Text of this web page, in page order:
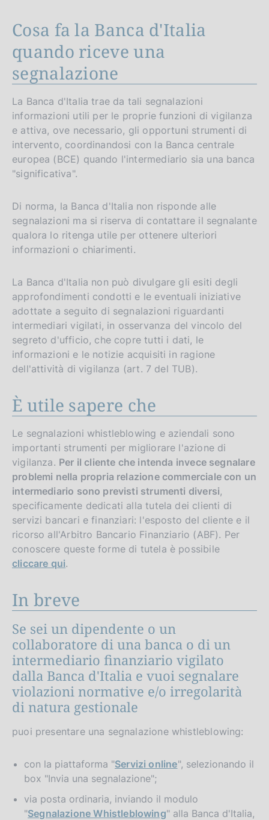
Cosa fa la Banca d'Italia
quando riceve una
segnalazione
La Banca d'Italia trae da tali segnalazioni
informazioni utili per le proprie funzioni di vigilanza
e attiva, ove necessario, gli opportuni strumenti di
intervento, coordinandosi con la Banca centrale
europea (BCE) quando l'intermediario sia una banca
"significativa".
Di norma, la Banca d'Italia non risponde alle
segnalazioni ma si riserva di contattare il segnalante
qualora lo ritenga utile per ottenere ulteriori
informazioni o chiarimenti.
La Banca d'Italia non può divulgare gli esiti degli
approfondimenti condotti e le eventuali iniziative
adottate a seguito di segnalazioni riguardanti
intermediari vigilati, in osservanza del vincolo del
segreto d'ufficio, che copre tutti i dati, le
informazioni e le notizie acquisiti in ragione
dell'attività di vigilanza (art. 7 del TUB).
È utile sapere che
Le segnalazioni whistleblowing e aziendali sono
importanti strumenti per migliorare l'azione di
vigilanza. Per il cliente che intenda invece segnalare
problemi nella propria relazione commerciale con un
intermediario sono previsti strumenti diversi,
specificamente dedicati alla tutela dei clienti di
servizi bancari e finanziari: l'esposto del cliente e il
ricorso all'Arbitro Bancario Finanziario (ABF). Per
conoscere queste forme di tutela è possibile
cliccare qui.
In breve
Se sei un dipendente o un
collaboratore di una banca o di un
intermediario finanziario vigilato
dalla Banca d'Italia e vuoi segnalare
violazioni normative e/o irregolarità
di natura gestionale
puoi presentare una segnalazione whistleblowing:
con la piattaforma "Servizi online", selezionando il
box "Invia una segnalazione";
via posta ordinaria, inviando il modulo
"Segnalazione Whistleblowing" alla Banca d'Italia,